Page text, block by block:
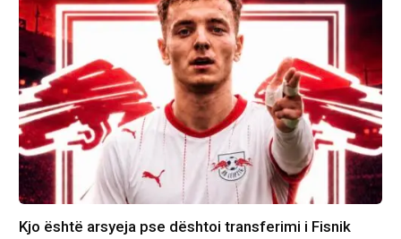
Kjo është arsyeja pse dështoi transferimi i Fisnik